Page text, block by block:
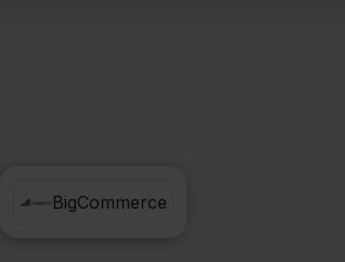
ProductFlow
BigCommerce